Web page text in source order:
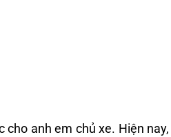
anh em chủ xe. Hiện